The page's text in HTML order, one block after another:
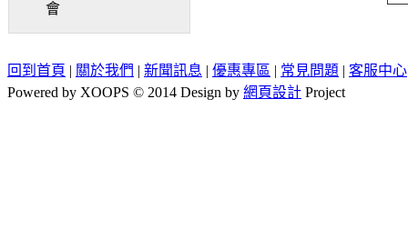
會
回到首頁 | 關於我們 | 新聞訊息 | 優惠專區 | 常見問題 | 客服中心
Powered by XOOPS © 2014 Design by 網頁設計 Project